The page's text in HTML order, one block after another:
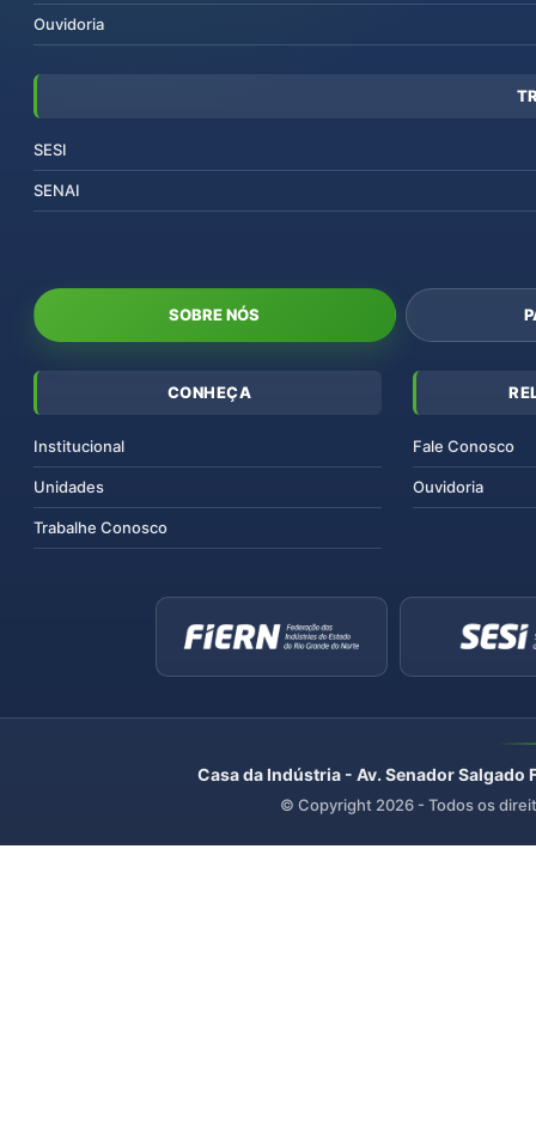
Ouvidoria
SESI
SENAI
SOBRE NÓS
CONHEÇA
Institucional
Unidades
Trabalhe Conosco
Fale Conosco
Ouvidoria
Casa da Indústria - Av. Senador
© Copyright 2026 - Todos os